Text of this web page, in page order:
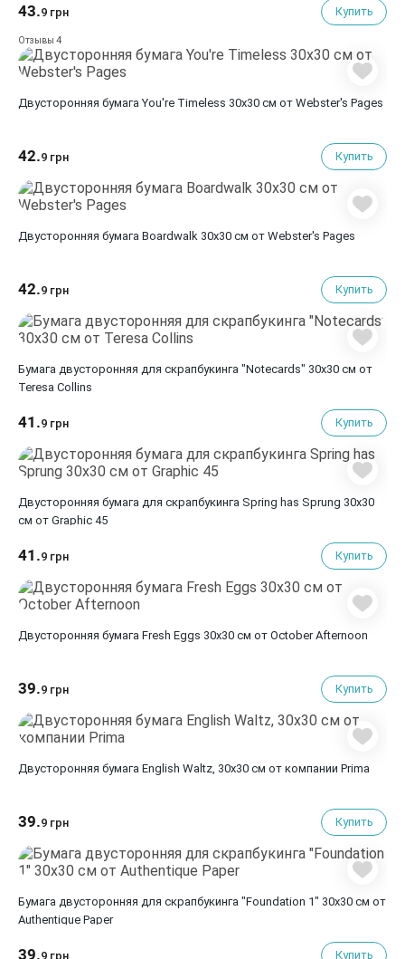
43.9 грн Купить
Отзывы 4
Двусторонняя бумага You're Timeless 30х30 см от Webster's Pages
42.9 грн Купить
Двусторонняя бумага Boardwalk 30х30 см от Webster's Pages
42.9 грн Купить
Бумага двусторонняя для скрапбукинга "Notecards" 30х30 см от
Teresa Collins
41.9 грн Купить
Двусторонняя бумага для скрапбукинга Spring has Sprung 30х30
см от Graphic 45
41.9 грн Купить
Двусторонняя бумага Fresh Eggs 30х30 см от October Afternoon
39.9 грн Купить
Двусторонняя бумага English Waltz, 30х30 см от компании Prima
39.9 грн Купить
Бумага двусторонняя для скрапбукинга "Foundation 1" 30х30 см от
Authentique Paper
39.9 грн Купить